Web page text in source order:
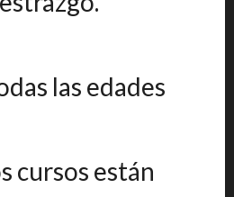
las edades
cursos están